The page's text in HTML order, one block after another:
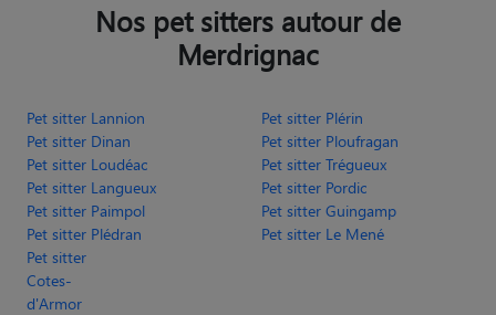
Nos pet sitters autour de
Merdrignac
Pet sitter Lannion
Pet sitter Plérin
Pet sitter Dinan
Pet sitter Ploufragan
Pet sitter Loudéac
Pet sitter Trégueux
Pet sitter Langueux
Pet sitter Pordic
Pet sitter Paimpol
Pet sitter Guingamp
Pet sitter Plédran
Pet sitter Le Mené
Pet sitter
Cotes-
d'Armor